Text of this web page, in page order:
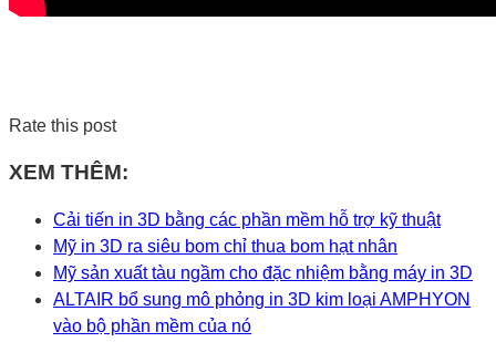
Rate this post
XEM THÊM:
Cải tiến in 3D bằng các phần mềm hỗ trợ kỹ thuật
Mỹ in 3D ra siêu bom chỉ thua bom hạt nhân
Mỹ sản xuất tàu ngầm cho đặc nhiệm bằng máy in 3D
ALTAIR bổ sung mô phỏng in 3D kim loại AMPHYON
vào bộ phần mềm của nó